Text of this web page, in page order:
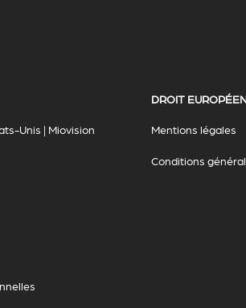
Unis | Miovision
DROIT
Mentions légales
Conditions